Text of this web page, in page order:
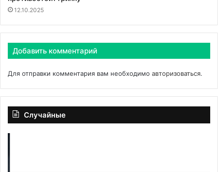
12.10.2025
Добавить комментарий
Для отправки комментария вам необходимо авторизоваться.
Случайные